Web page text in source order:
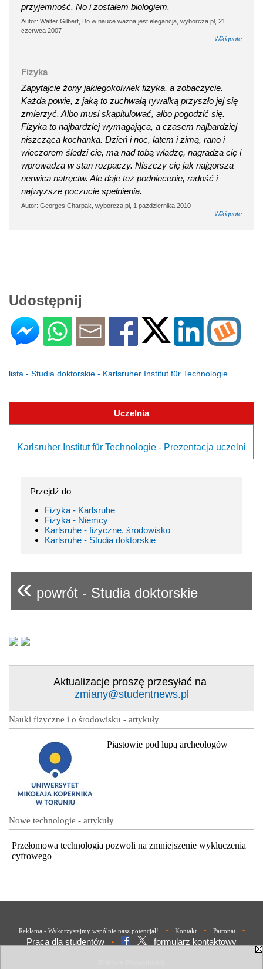
przyjemność. No i zostałem biologiem.
Autor: Walter Gilbert, Bo w nauce ważna jest elegancja, wyborcza.pl, 21
czerwca 2007
Wikiquote
Fizyka
Zapytajcie żony jakiegokolwiek fizyka, a zobaczycie.
Każda powie, z jaką to zuchwałą rywalką przyszło jej się
zmierzyć. Albo musi skapitulować, albo pogodzić się.
Fizyka to najbardziej wymagająca, a czasem najbardziej
niszcząca kochanka. Dzień i noc, latem i zimą, rano i
wieczorem śledzi cię, ma nad tobą władzę, nagradza cię i
wprowadza w stan rozpaczy. Niszczy cię jak najgorsza
nerwica natręctw. Ale daje też podniecenie, radość i
najwyższe poczucie spełnienia.
Autor: Georges Charpak, wyborcza.pl, 1 października 2010
Wikiquote
Udostępnij
lista - Studia doktorskie - Karlsruher Institut für Technologie
Uczelnia
Karlsruher Institut für Technologie - Prezentacja uczelni
Przejdź do
Fizyka - Karlsruhe
Fizyka - Niemcy
Karlsruhe - fizyczne, środowisko
Karlsruhe - Studia doktorskie
« powrót - Studia doktorskie
Aktualizacje proszę przesyłać na
zmiany@studentnews.pl
Nauki fizyczne i o środowisku - artykuły
Piastowie pod lupą archeologów
Nowe technologie - artykuły
Przełomowa technologia pozwoli na zmniejszenie wykluczenia
cyfrowego
Reklama - Wykorzystajmy wspólnie nasz potencjał! • Kontakt • Patronat •
Praca dla studentów • formularz kontaktowy